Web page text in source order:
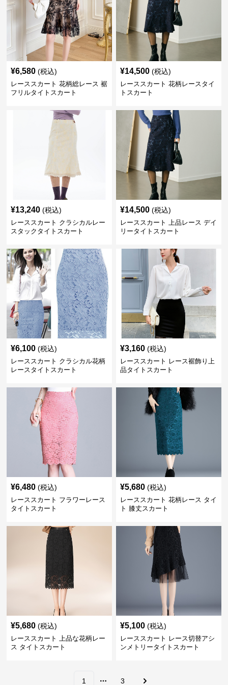
¥6,580 (税込)
レーススカート 花柄総レース 裾
フリルタイトスカート
¥14,500 (税込)
レーススカート 花柄レースタイ
トスカート
¥13,240 (税込)
レーススカート クラシカルレー
スタックタイトスカート
¥14,500 (税込)
レーススカート 上品レース デイ
リータイトスカート
¥6,100 (税込)
レーススカート クラシカル花柄
レースタイトスカート
¥3,160 (税込)
レーススカート レース裾飾り上
品タイトスカート
¥6,480 (税込)
レーススカート フラワーレース
タイトスカート
¥5,680 (税込)
レーススカート 花柄レース タイ
ト 膝丈スカート
¥5,680 (税込)
レーススカート 上品な花柄レー
ス タイトスカート
¥5,100 (税込)
レーススカート レース切替アシ
ンメトリータイトスカート
1 3